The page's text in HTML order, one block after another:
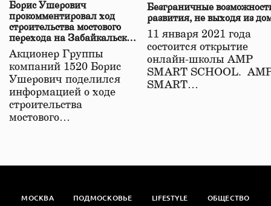
Борис Ушерович
прокомментировал ход
строительства мостового
перехода на Забайкальской
железной дороге
Акционер Группы
компаний 1520 Борис
Ушерович поделился
информацией о ходе
строительства
мостового…
Безграничные
развития, не выходя из
11 января 2021 года
состоится открытие
онлайн-школы АМР
SMART SCHOOL.
SMART…
МОСКВА ПОДМОСКОВЬЕ LIFESTYLE ОБЩЕСТВО